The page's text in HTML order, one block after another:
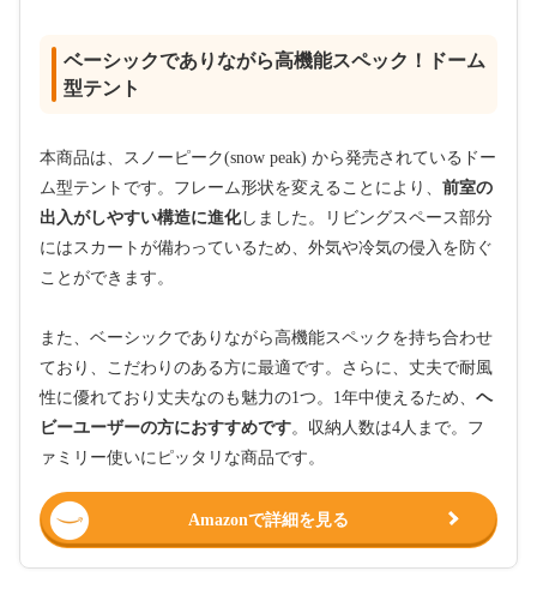
ベーシックでありながら高機能スペック！ドーム
型テント
本商品は、スノーピーク(snow peak) から発売されているドー
ム型テントです。フレーム形状を変えることにより、 前室の
出入がしやすい構造に進化しました。リビングスペース部分
にはスカートが備わっているため、外気や冷気の侵入を防ぐ
ことができます。
また、ベーシックでありながら高機能スペックを持ち合わせ
ており、こだわりのある方に最適です。さらに、丈夫で耐風
性に優れており丈夫なのも魅力の1つ。1年中使えるため、 ヘ
ビーユーザーの方におすすめです。収納人数は4人まで。フ
ァミリー使いにピッタリな商品です。
Amazonで詳細を見る